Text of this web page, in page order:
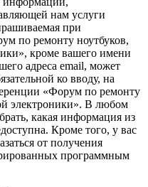
нам услуги
при
по ремонту ноутбуков,
кроме вашего имени
адреса email, может
ко вводу, на
«Форум по ремонту
электроники». В любом
какая информация из
Кроме того, у вас
от получения
программным